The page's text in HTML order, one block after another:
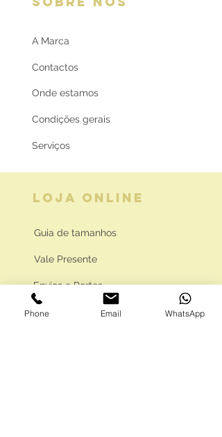
A Marca
Contactos
Onde estamos
Condições gerais
Serviços
LOJA ONLINE
Guia de tamanhos
Vale Presente
Envios e Portes
Marcas legais
Phone Email WhatsApp